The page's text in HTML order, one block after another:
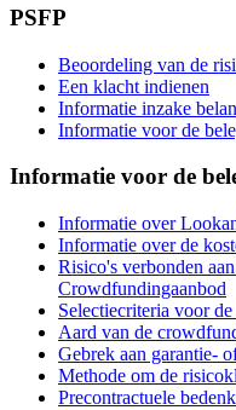
PSFP
Beoordeling van de
Een klacht indienen
Informatie inzake
Informatie voor de
Informatie voor de
Informatie over
Informatie over de
Risico's verbonden
Crowdfundingaanbod
Selectiecriteria voor
Aard van de
Gebrek aan garantie-
Methode om de
Precontractuele